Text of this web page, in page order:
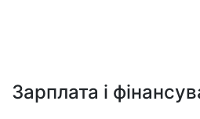
Зарплата і